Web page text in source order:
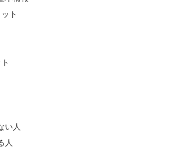
ト
い人
人